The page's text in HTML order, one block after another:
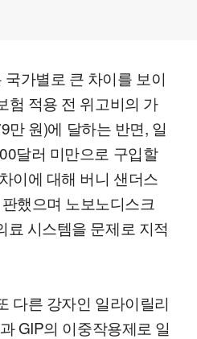
가별로 큰 차이를 보이
험 적용 전 위고비의 가
만 원)에 달하는 반면, 일
달러 미만으로 구입할
이에 대해 버니 샌더스
했으며 노보노디스크
료 시스템을 문제로 지적
다른 강자인 일라이릴리
GIP의 이중작용제로 일